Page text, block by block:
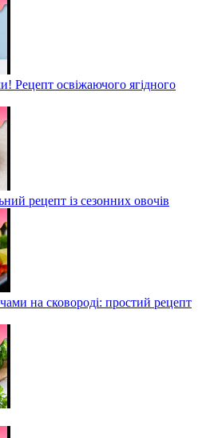
Рецепт освіжаючого ягідного
рецепт із сезонних овочів
на сковороді: простий рецепт